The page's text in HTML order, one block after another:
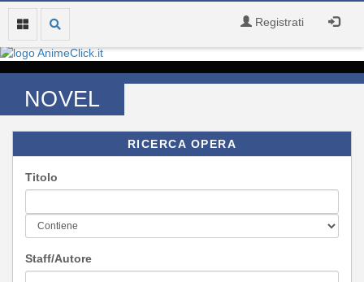
Registrati
NOVEL
RICERCA OPERA
Titolo
Staff/Autore